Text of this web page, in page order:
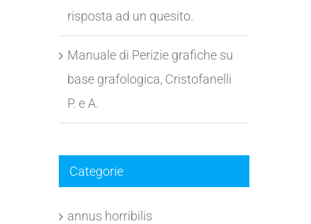
risposta ad un quesito.
Manuale di Perizie grafiche su
base grafologica, Cristofanelli
P. e A.
Categorie
annus horribilis